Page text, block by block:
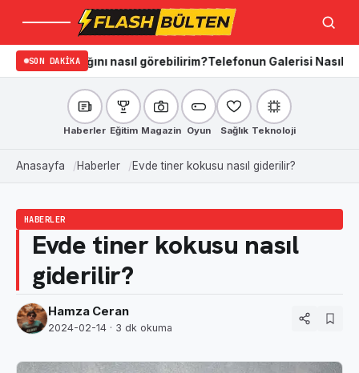
Menü Ara
SON DAKIKA
nasıl görebilirim? Telefonun Galerisi Nasıl Temizlenir?
Haberler Eğitim Magazin Oyun Sağlık Teknoloji
Anasayfa Haberler Evde tiner kokusu nasıl giderilir?
HABERLER
Evde tiner kokusu nasıl
giderilir?
Hamza Ceran
2024-02-14 · 3 dk okuma